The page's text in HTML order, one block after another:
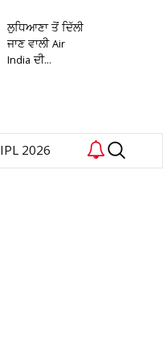
ਲੁਧਿਆਣਾ ਤੋਂ ਦਿੱਲੀ
ਜਾਣ ਵਾਲੀ Air
India ਦੀ...
IPL 2026